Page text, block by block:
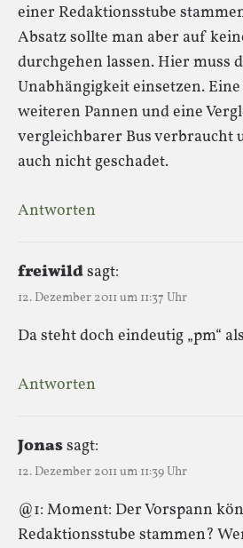
einer Redaktionsstube
Absatz sollte man aber auf
durchgehen lassen. Hier muss
Unabhängigkeit einsetzen.
weiteren Pannen und eine
vergleichbarer Bus verbraucht
auch nicht geschadet.
Antworten
freiwildsagt:
12. Dezember 2011 um 11:37 Uhr
Da steht doch eindeutig „pm“
Antworten
Jonassagt:
12. Dezember 2011 um 11:39 Uhr
@1: Moment: Der Vorspann
Redaktionsstube stammen?